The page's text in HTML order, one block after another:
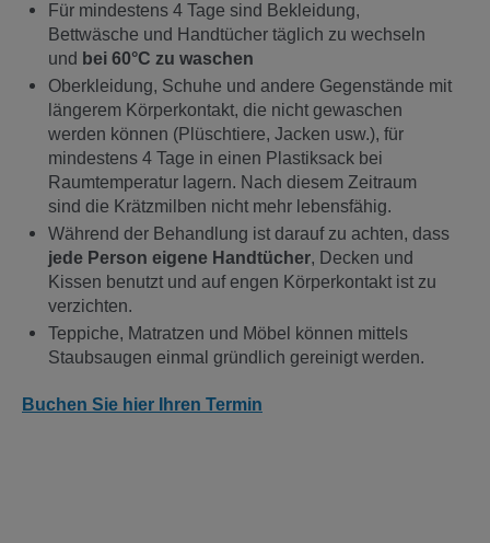
Für mindestens 4 Tage sind Bekleidung,
Bettwäsche und Handtücher täglich zu wechseln
und bei 60°C zu waschen
Oberkleidung, Schuhe und andere Gegenstände mit
längerem Körperkontakt, die nicht gewaschen
werden können (Plüschtiere, Jacken usw.), für
mindestens 4 Tage in einen Plastiksack bei
Raumtemperatur lagern. Nach diesem Zeitraum
sind die Krätzmilben nicht mehr lebensfähig.
Während der Behandlung ist darauf zu achten, dass
jede Person eigene Handtücher, Decken und
Kissen benutzt und auf engen Körperkontakt ist zu
verzichten.
Teppiche, Matratzen und Möbel können mittels
Staubsaugen einmal gründlich gereinigt werden.
Buchen Sie hier Ihren Termin